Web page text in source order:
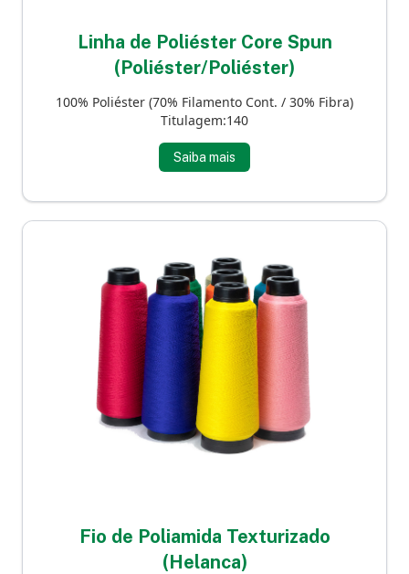
Linha de Poliéster Core Spun
(Poliéster/Poliéster)
100% Poliéster (70% Filamento Cont. / 30% Fibra)
Titulagem:140
Saiba mais
Fio de Poliamida Texturizado
(Helanca)